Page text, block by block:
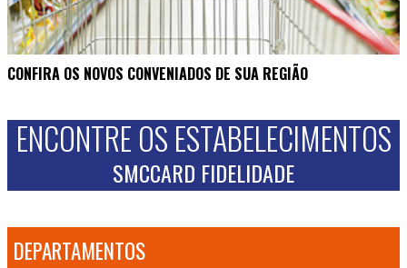
CONFIRA OS NOVOS CONVENIADOS DE SUA REGIÃO
ENCONTRE OS ESTABELECIMENTOS
SMCCARD FIDELIDADE
DEPARTAMENTOS